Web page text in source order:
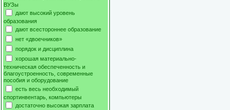
ВУЗы
дают высокий уровень
образования
дают всестороннее образование
нет «двоечников»
порядок и дисциплина
хорошая материально-
техническая обеспеченность и
благоустроенность, современные
пособия и оборудование
есть весь необходимый
спортинвентарь, компьютеры
достаточно высокая зарплата